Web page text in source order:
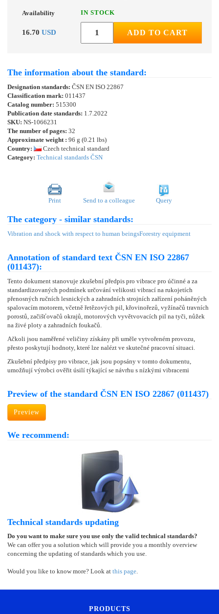
Availability IN STOCK
16.70 USD ADD TO CART
The information about the standard:
Designation standards: ČSN EN ISO 22867
Classification mark: 011437
Catalog number: 515300
Publication date standards: 1.7.2022
SKU: NS-1066231
The number of pages: 32
Approximate weight : 96 g (0.21 lbs)
Country:
Czech technical standard
Category: Technical standards ČSN
Print Send to a colleague Query
The category - similar standards:
Vibration and shock with respect to human beingsForestry equipment
Annotation of standard text ČSN EN ISO 22867
(011437):
Tento dokument stanovuje zkušební předpis pro vibrace pro účinné a za
standardizovaných podmínek určování velikosti vibrací na rukojetích
přenosných ručních lesnických a zahradních strojních zařízení poháněných
spalovacím motorem, včetně řetězových pil, křovinořezů, vyžínačů travních
porostů, začišťovačů okrajů, motorových vyvětvovacích pil na tyči, nůžek
na živé ploty a zahradních foukačů.
Ačkoli jsou naměřené veličiny získány při uměle vytvořeném provozu,
přesto poskytují hodnoty, které lze nalézt ve skutečné pracovní situaci.
Zkušební předpisy pro vibrace, jak jsou popsány v tomto dokumentu,
umožňují výrobci ověřit úsilí týkající se návrhu s nízkými vibracemi
Preview of the standard ČSN EN ISO 22867 (011437)
Preview
We recommend:
Technical standards updating
Do you want to make sure you use only the valid technical standards?
We can offer you a solution which will provide you a monthly overview
concerning the updating of standards which you use.
Would you like to know more? Look at this page.
PRODUCTS